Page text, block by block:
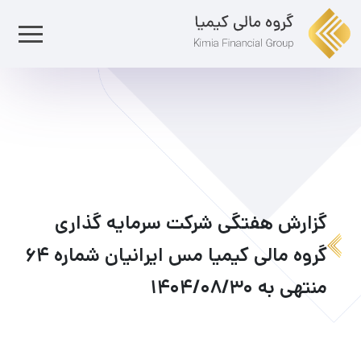
گزارش هفتگی شرکت سرمایه گذاری
گروه مالی کیمیا مس ایرانیان شماره ۶۴
منتهی به ۱۴۰۴/۰۸/۳۰